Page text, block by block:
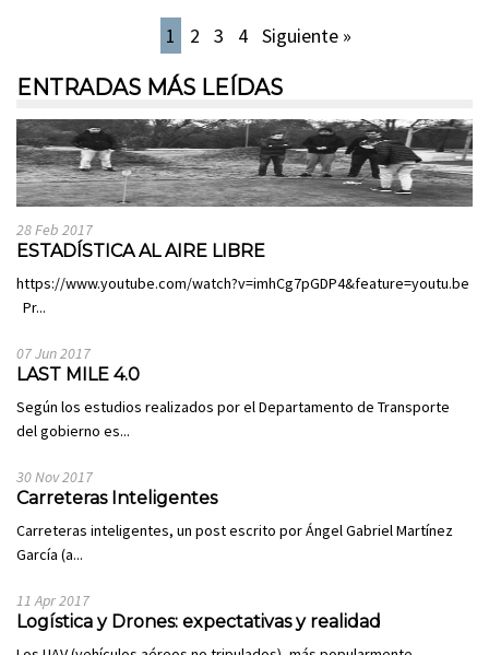
1 2 3 4 Siguiente »
ENTRADAS MÁS LEÍDAS
28 Feb 2017
ESTADÍSTICA AL AIRE LIBRE
https://www.youtube.com/watch?v=imhCg7pGDP4&feature=youtu.be
Pr...
07 Jun 2017
LAST MILE 4.0
Según los estudios realizados por el Departamento de Transporte
del gobierno es...
30 Nov 2017
Carreteras Inteligentes
Carreteras inteligentes, un post escrito por Ángel Gabriel Martínez
García (a...
11 Apr 2017
Logística y Drones: expectativas y realidad